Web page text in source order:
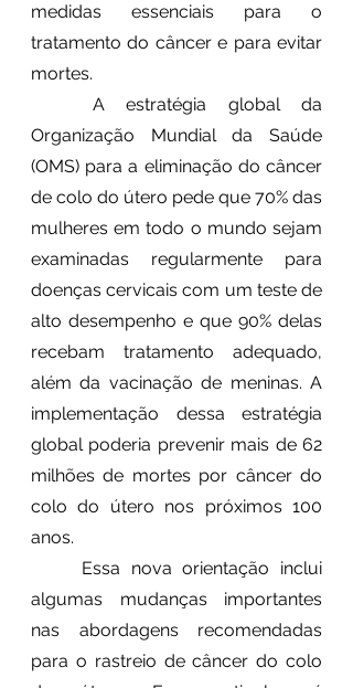
medidas essenciais para o
tratamento do câncer e para evitar
mortes.
Organização Mundial da Saúde
(OMS) para a eliminação do câncer
de colo do útero pede que 70% das
mulheres em todo o mundo sejam
examinadas regularmente para
doenças cervicais com um teste de
alto desempenho e que 90% delas
recebam tratamento adequado,
além da vacinação de meninas. A
implementação dessa estratégia
global poderia prevenir mais de 62
milhões de mortes por câncer do
colo do útero nos próximos 100
anos.
algumas mudanças importantes
nas abordagens recomendadas
para o rastreio de câncer do colo